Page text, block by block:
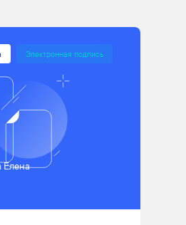
Электронная подпись
Елена